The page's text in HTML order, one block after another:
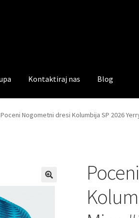
Kontaktiraj nas Blog
Poceni Nogometni dresi Kolumbija SP 2026